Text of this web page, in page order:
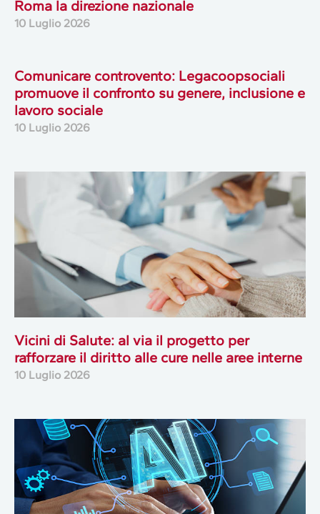
Roma la direzione nazionale
10 Luglio 2026
Comunicare controvento: Legacoopsociali
promuove il confronto su genere, inclusione e
lavoro sociale
10 Luglio 2026
Vicini di Salute: al via il progetto per
rafforzare il diritto alle cure nelle aree interne
10 Luglio 2026